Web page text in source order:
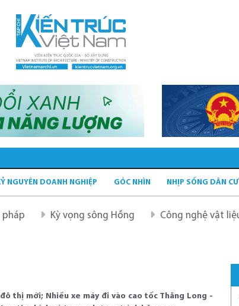
NGUYÊN DOANH NGHIỆP GÓC NHÌN NHỊP SỐNG DÂN CƯ
Kỳ vọng sông Hồng Công nghệ vật liệu xanh
thị mới; Nhiều xe máy đi vào cao tốc Thăng Long -